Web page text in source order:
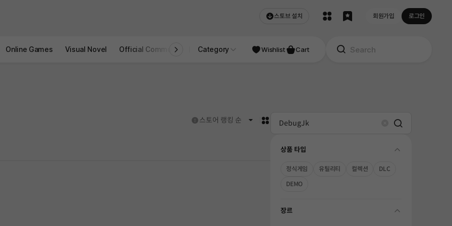
스토브 설치 회원가입 로그인
Online Games Visual Novel Official Community STOVE INDIE Studio
Category Wishlist Cart
도움말
스토어 랭킹 순 카드형 ClearSearch
상품 타입 folding
정식게임 유틸리티 컬렉션
DLC
DEMO
장르 folding